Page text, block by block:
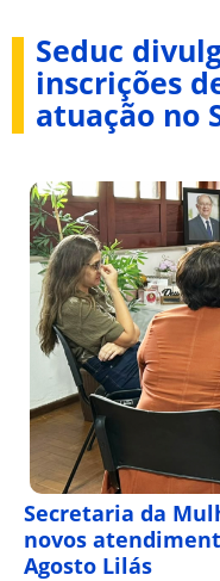
Seduc
inscrições
atuação no
Secretaria da
novos
Agosto Lilás